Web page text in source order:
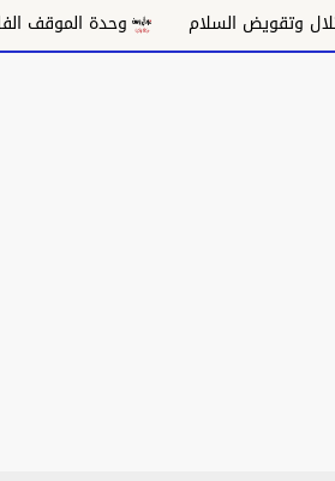
وحدة الموقف الفلسطيني